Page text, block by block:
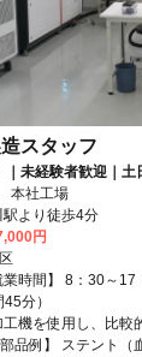
スタッフ
未経験者歓迎｜土
本社工場
会川駅より徒歩4分
円
時間】 8：30～
分）
機を使用し、比較
品例】 ステント（